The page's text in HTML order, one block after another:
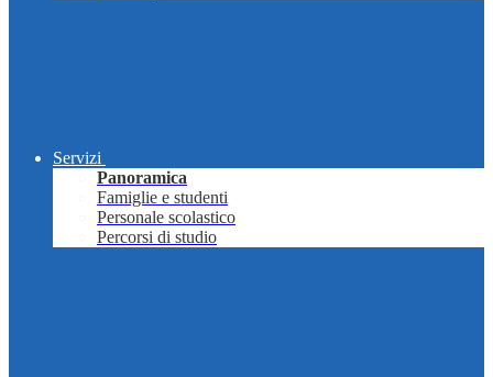
Servizi
Panoramica
Famiglie e studenti
Personale scolastico
Percorsi di studio